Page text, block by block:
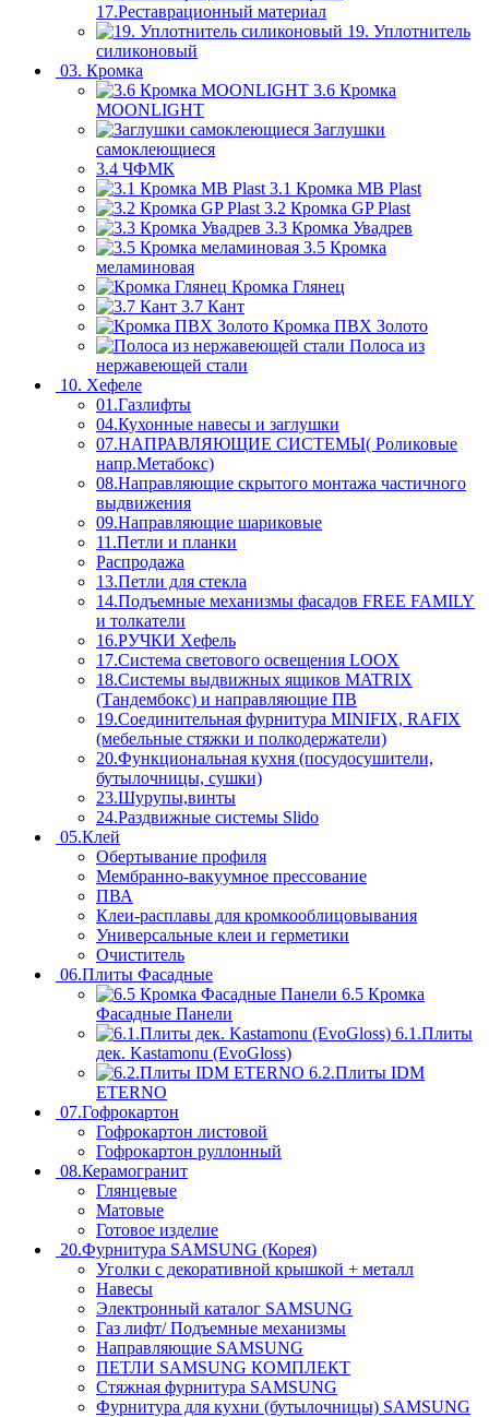
17.Реставрационный материал
19. Уплотнитель
силиконовый
03. Кромка
3.6 Кромка
MOONLIGHT
Заглушки
самоклеющиеся
3.4 ЧФМК
3.1 Кромка MB Plast
3.2 Кромка GP Plast
3.3 Кромка Увадрев
3.5 Кромка
меламиновая
Кромка Глянец
3.7 Кант
Кромка ПВХ Золото
Полоса из
нержавеющей стали
10. Хефеле
01.Газлифты
04.Кухонные навесы и заглушки
07.НАПРАВЛЯЮЩИЕ СИСТЕМЫ( Роликовые
напр.Метабокс)
08.Направляющие скрытого монтажа частичного
выдвижения
09.Направляющие шариковые
11.Петли и планки
Распродажа
13.Петли для стекла
14.Подъемные механизмы фасадов FREE FAMILY
и толкатели
16.РУЧКИ Хефель
17.Система светового освещения LOOX
18.Системы выдвижных ящиков MATRIX
(Тандембокс) и направляющие ПВ
19.Соединительная фурнитура MINIFIX, RAFIX
(мебельные стяжки и полкодержатели)
20.Функциональная кухня (посудосушители,
бутылочницы, сушки)
23.Шурупы,винты
24.Раздвижные системы Slido
05.Клей
Обертывание профиля
Мембранно-вакуумное прессование
ПВА
Клеи-расплавы для кромкооблицовывания
Универсальные клеи и герметики
Очиститель
06.Плиты Фасадные
6.5 Кромка
Фасадные Панели
6.1.Плиты
дек. Kastamonu (EvoGloss)
6.2.Плиты IDM
ETERNO
07.Гофрокартон
Гофрокартон листовой
Гофрокартон руллонный
08.Керамогранит
Глянцевые
Матовые
Готовое изделие
20.Фурнитура SAMSUNG (Корея)
Уголки с декоративной крышкой + металл
Навесы
Электронный каталог SAMSUNG
Газ лифт/ Подъемные механизмы
Направляющие SAMSUNG
ПЕТЛИ SAMSUNG КОМПЛЕКТ
Стяжная фурнитура SAMSUNG
Фурнитура для кухни (бутылочницы) SAMSUNG